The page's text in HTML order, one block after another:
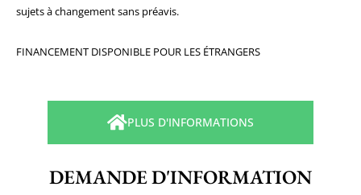
sujets à changement sans préavis.
FINANCEMENT DISPONIBLE POUR LES ÉTRANGERS
PLUS D'INFORMATIONS
DEMANDE D'INFORMATION